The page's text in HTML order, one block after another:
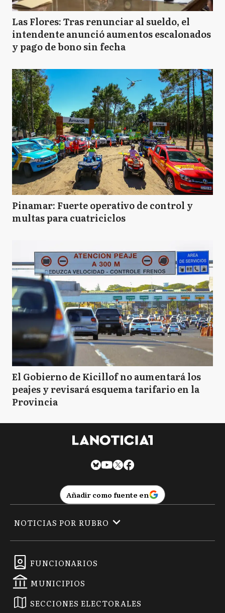
Las Flores: Tras renunciar al sueldo, el
intendente anunció aumentos escalonados
y pago de bono sin fecha
Pinamar: Fuerte operativo de control y
multas para cuatriciclos
El Gobierno de Kicillof no aumentará los
peajes y revisará esquema tarifario en la
Provincia
Añadir como fuente en
FUNCIONARIOS
MUNICIPIOS
SECCIONES ELECTORALES
NOTICIAS POR RUBRO